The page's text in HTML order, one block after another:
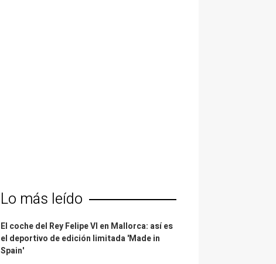
Lo más leído
El coche del Rey Felipe VI en Mallorca: así es
el deportivo de edición limitada 'Made in
Spain'